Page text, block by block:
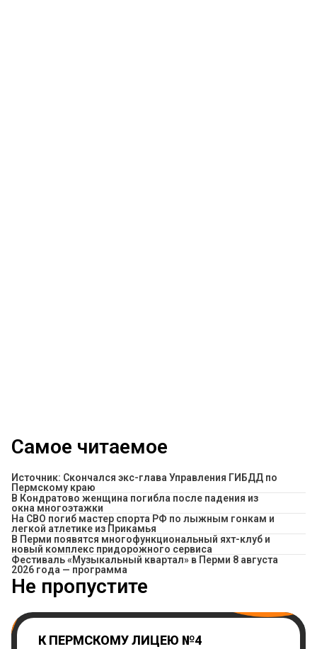
Самое читаемое
Источник: Скончался экс-глава Управления ГИБДД по
Пермскому краю
В Кондратово женщина погибла после падения из
окна многоэтажки
На СВО погиб мастер спорта РФ по лыжным гонкам и
легкой атлетике из Прикамья
В Перми появятся многофункциональный яхт-клуб и
новый комплекс придорожного сервиса
Фестиваль «Музыкальный квартал» в Перми 8 августа
2026 года — программа
Не пропустите
К ПЕРМСКОМУ ЛИЦЕЮ №4